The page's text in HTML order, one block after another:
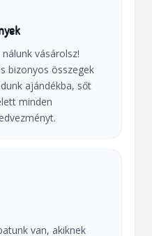
vásárolsz!
bizonyos összegek
ajándékba, sőt
minden
van, akiknek